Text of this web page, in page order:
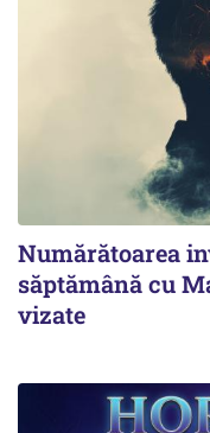
Numărătoarea
săptămână cu
vizate